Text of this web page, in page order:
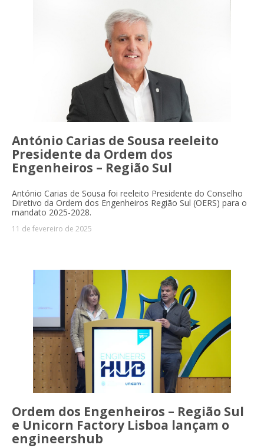
António Carias de Sousa reeleito
Presidente da Ordem dos
Engenheiros – Região Sul
António Carias de Sousa foi reeleito Presidente do Conselho
Diretivo da Ordem dos Engenheiros Região Sul (OERS) para o
mandato 2025-2028.
11 de fevereiro de 2025
Ordem dos Engenheiros – Região Sul
e Unicorn Factory Lisboa lançam o
engineershub